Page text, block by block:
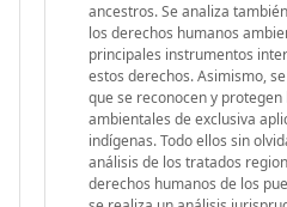
ancestros. Se analiza
los derechos humanos
principales instrumentos
estos derechos. Asimismo,
que se reconocen y
ambientales de exclusiva
indígenas. Todo ellos sin
análisis de los tratados
derechos humanos de los